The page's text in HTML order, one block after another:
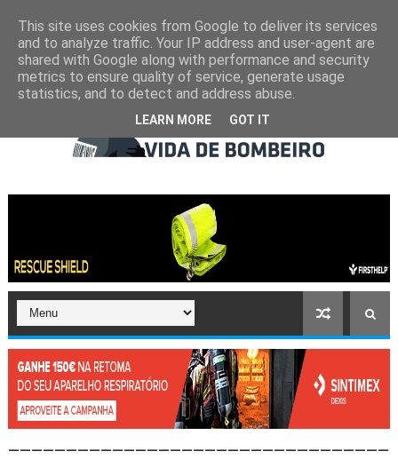
This site uses cookies from Google to deliver its services
and to analyze traffic. Your IP address and user-agent are
shared with Google along with performance and security
metrics to ensure quality of service, generate usage
statistics, and to detect and address abuse.
LEARN MORE GOT IT